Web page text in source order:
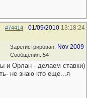
#74414 - 01/09/2010 13:18:24
Зарегистрирован: Nov 2009
Сообщения: 54
и Орлан - делаем ставки)
не знаю кто еще...я